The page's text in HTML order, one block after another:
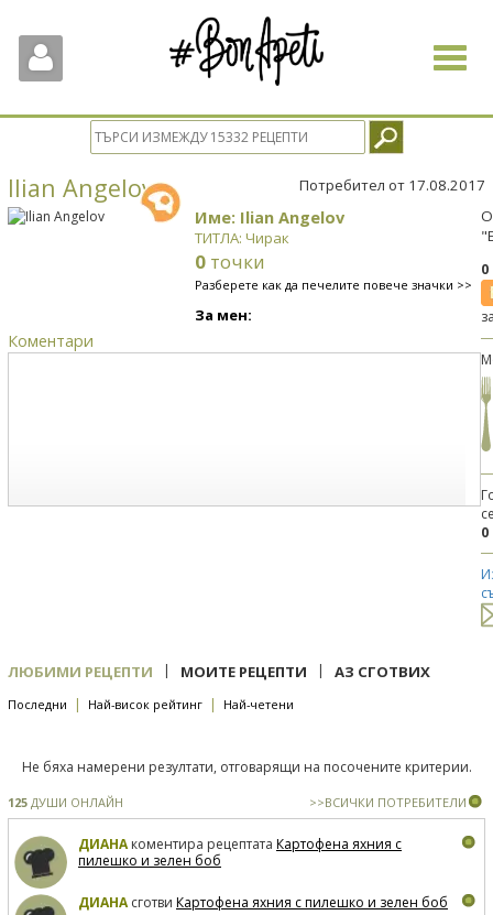
Toggle
Ilian Angelov Потребител от 17.08.2017
Име: Ilian Angelov
ТИТЛА: Чирак
0 точки
Разберете как да печелите повече значки >>
За мен:
Коментари
0
ЛЮБИМИ РЕЦЕПТИ | МОИТЕ РЕЦЕПТИ | АЗ СГОТВИХ
Последни | Най-висок рейтинг | Най-четени
Не бяха намерени резултати, отговарящи на посочените критерии.
125 ДУШИ ОНЛАЙН >>ВСИЧКИ ПОТРЕБИТЕЛИ
ДИАНАкоментира рецептата Картофена яхния с
пилешко и зелен боб
ДИАНАсготви Картофена яхния с пилешко и зелен боб